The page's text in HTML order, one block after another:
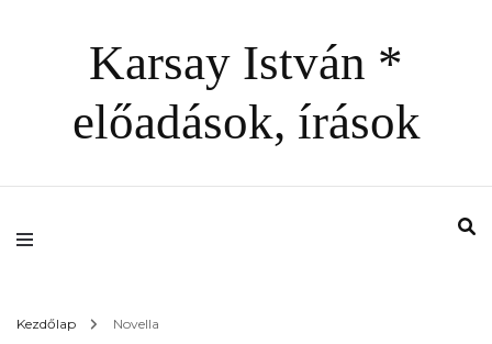
Karsay István *
előadások, írások
Kezdőlap Novella